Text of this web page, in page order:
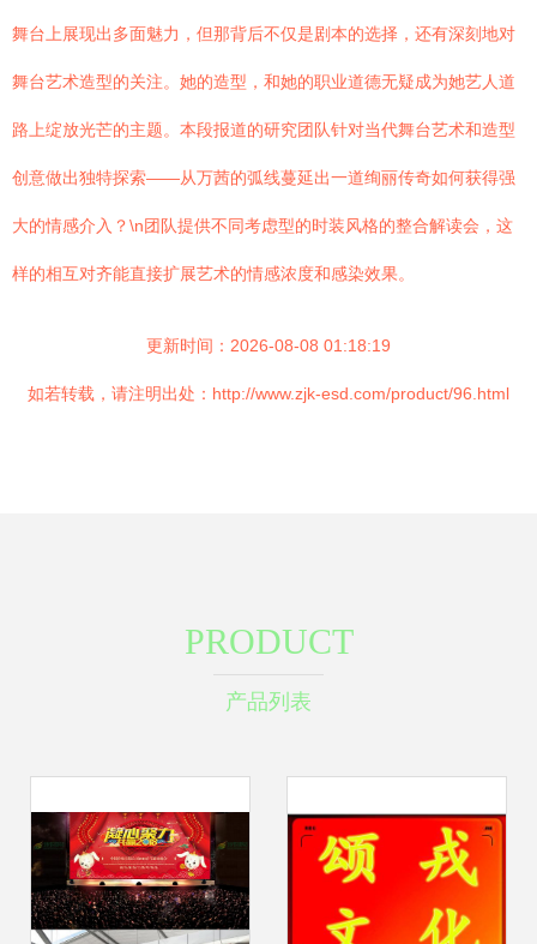
舞台上展现出多面魅力，但那背后不仅是剧本的选择，还有深刻地对
舞台艺术造型的关注。她的造型，和她的职业道德无疑成为她艺人道
路上绽放光芒的主题。本段报道的研究团队针对当代舞台艺术和造型
创意做出独特探索——从万茜的弧线蔓延出一道绚丽传奇如何获得强
大的情感介入？\n团队提供不同考虑型的时装风格的整合解读会，这
样的相互对齐能直接扩展艺术的情感浓度和感染效果。
更新时间：2026-08-08 01:18:19
如若转载，请注明出处：http://www.zjk-esd.com/product/96.html
PRODUCT
产品列表